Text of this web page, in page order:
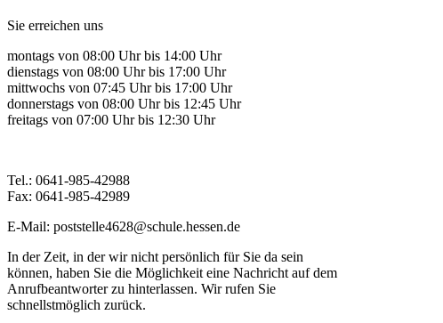
Sie erreichen uns
montags von 08:00 Uhr bis 14:00 Uhr
dienstags von 08:00 Uhr bis 17:00 Uhr
mittwochs von 07:45 Uhr bis 17:00 Uhr
donnerstags von 08:00 Uhr bis 12:45 Uhr
freitags von 07:00 Uhr bis 12:30 Uhr
Tel.: 0641-985-42988
Fax: 0641-985-42989
E-Mail: poststelle4628@schule.hessen.de
In der Zeit, in der wir nicht persönlich für Sie da sein
können, haben Sie die Möglichkeit eine Nachricht auf dem
Anrufbeantworter zu hinterlassen. Wir rufen Sie
schnellstmöglich zurück.